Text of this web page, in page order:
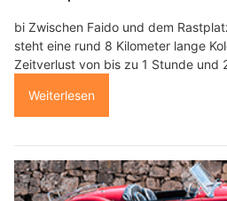
bi Zwischen Faido und dem
steht eine rund 8 Kilometer lange
Zeitverlust von bis zu 1 Stunde und
Weiterlesen